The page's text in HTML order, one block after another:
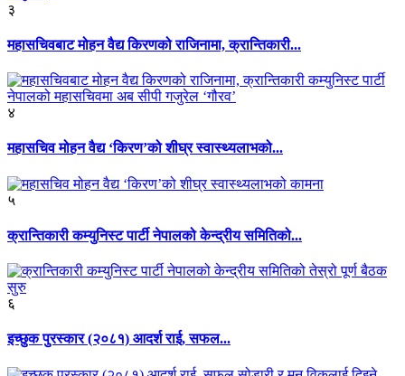
३
महासचिवबाट मोहन वैद्य किरणको राजिनामा, क्रान्तिकारी...
४
महासचिव मोहन वैद्य ‘किरण’को शीघ्र स्वास्थ्यलाभको...
५
क्रान्तिकारी कम्युनिस्ट पार्टी नेपालको केन्द्रीय समितिको...
६
इच्छुक पुरस्कार (२०८१) आदर्श राई, सफल...